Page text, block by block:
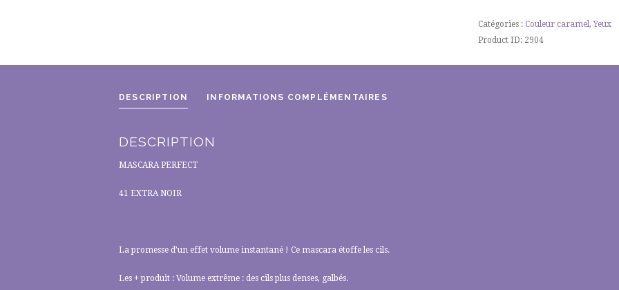
Extra
noir
Catégories : Couleur caramel,Yeux
Product ID: 2904
DESCRIPTION INFORMATIONS COMPLÉMENTAIRES
DESCRIPTION
MASCARA PERFECT
41 EXTRA NOIR
La promesse d’un effet volume instantané ! Ce mascara étoffe les cils.
Les + produit : Volume extrême : des cils plus denses, galbés.